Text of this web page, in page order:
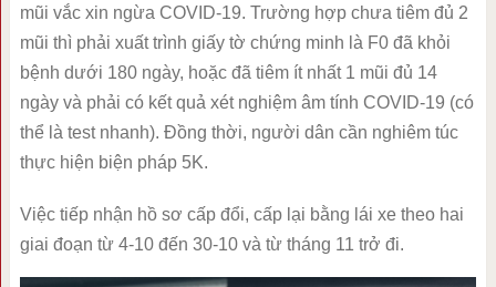
mũi vắc xin ngừa COVID-19. Trường hợp chưa tiêm đủ 2
mũi thì phải xuất trình giấy tờ chứng minh là F0 đã khỏi
bệnh dưới 180 ngày, hoặc đã tiêm ít nhất 1 mũi đủ 14
ngày và phải có kết quả xét nghiệm âm tính COVID-19 (có
thể là test nhanh). Đồng thời, người dân cần nghiêm túc
thực hiện biện pháp 5K.
Việc tiếp nhận hồ sơ cấp đổi, cấp lại bằng lái xe theo hai
giai đoạn từ 4-10 đến 30-10 và từ tháng 11 trở đi.